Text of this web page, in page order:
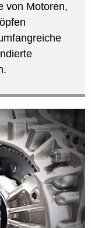
von Motoren,